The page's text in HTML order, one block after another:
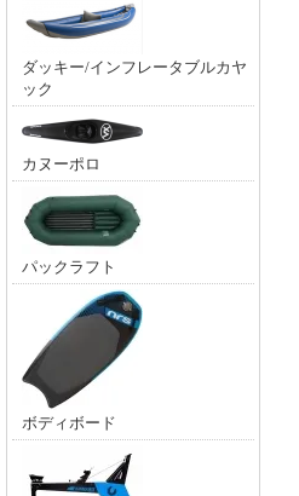
ダッキー/インフレータブルカヤ
ック
カヌーポロ
パックラフト
ボディボード